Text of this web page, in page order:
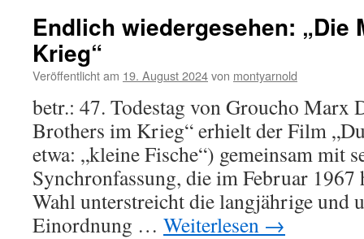
Endlich wiedergesehen: „Die
Krieg“
Veröffentlicht am 19. August 2024von montyarnold
betr.: 47. Todestag von Groucho Marx
Brothers im Krieg“ erhielt der Film
etwa: „kleine Fische“) gemeinsam mit
Synchronfassung, die im Februar 1967
Wahl unterstreicht die langjährige und
Einordnung … Weiterlesen →